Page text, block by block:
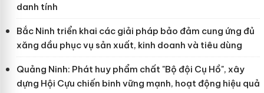
danh tính
Bắc Ninh triển khai các giải pháp bảo đảm cung ứng đủ
xăng dầu phục vụ sản xuất, kinh doanh và tiêu dùng
Quảng Ninh: Phát huy phẩm chất "Bộ đội Cụ Hồ", xây
dựng Hội Cựu chiến binh vững mạnh, hoạt động hiệu quả